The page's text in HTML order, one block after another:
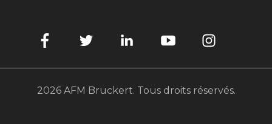
2026 AFM Bruckert. Tous droits réservés.